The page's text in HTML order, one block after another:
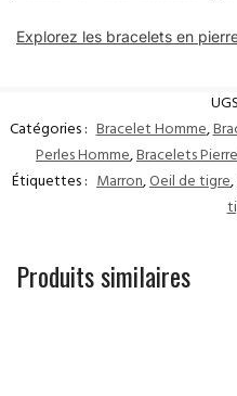
Explorez les bracelets en
Catégories : Bracelet Homme,
Perles Homme,Bracelets
Étiquettes : Marron,Oeil de tigre,
Produits similaires